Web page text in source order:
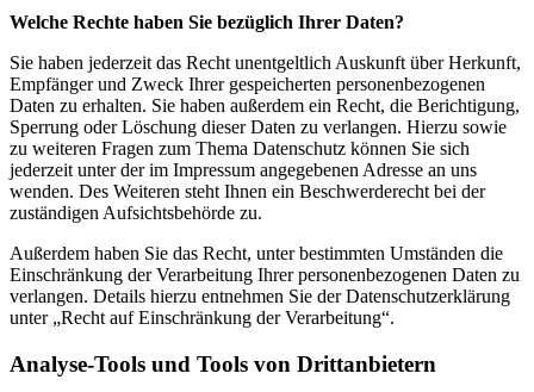
Welche Rechte haben Sie bezüglich Ihrer Daten?
Sie haben jederzeit das Recht unentgeltlich Auskunft über Herkunft,
Empfänger und Zweck Ihrer gespeicherten personenbezogenen
Daten zu erhalten. Sie haben außerdem ein Recht, die Berichtigung,
Sperrung oder Löschung dieser Daten zu verlangen. Hierzu sowie
zu weiteren Fragen zum Thema Datenschutz können Sie sich
jederzeit unter der im Impressum angegebenen Adresse an uns
wenden. Des Weiteren steht Ihnen ein Beschwerderecht bei der
zuständigen Aufsichtsbehörde zu.
Außerdem haben Sie das Recht, unter bestimmten Umständen die
Einschränkung der Verarbeitung Ihrer personenbezogenen Daten zu
verlangen. Details hierzu entnehmen Sie der Datenschutzerklärung
unter „Recht auf Einschränkung der Verarbeitung“.
Analyse-Tools und Tools von Drittanbietern